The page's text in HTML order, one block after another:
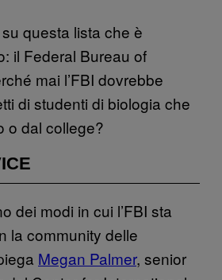
questa lista che è
il Federal Bureau of
mai l’FBI dovrebbe
di studenti di biologia che
o dal college?
dei modi in cui l’FBI sta
la community delle
Megan Palmer, senior